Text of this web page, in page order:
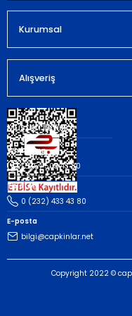
Kurumsal
Alışveriş
Müşteri İletişim
Whatsapp
(535) 503 43 80
Telefon
0 (232) 433 43 80
E-posta
bilgi@capkinlar.net
Copyright 2022 ©